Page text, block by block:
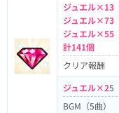
ジュエル×13
ジュエル×73
ジュエル×55
計141個
クリア報酬
ジュエル×25
BGM（5曲）